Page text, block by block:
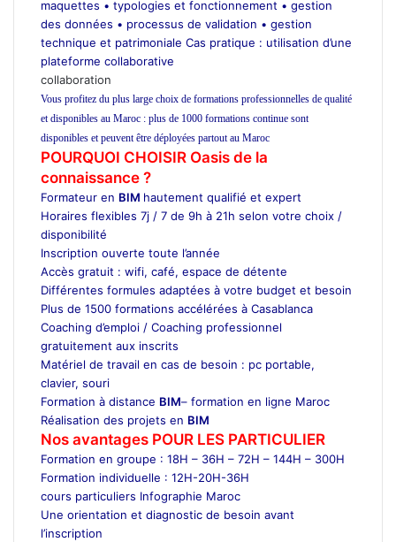
maquettes • typologies et fonctionnement • gestion
des données • processus de validation • gestion
technique et patrimoniale Cas pratique : utilisation d’une
plateforme collaborative
collaboration
Vous profitez du plus large choix de formations professionnelles de qualité
et disponibles au Maroc : plus de 1000 formations continue sont
disponibles et peuvent être déployées partout au Maroc
POURQUOI CHOISIR Oasis de la
connaissance ?
Formateur en BIM hautement qualifié et expert
Horaires flexibles 7j / 7 de 9h à 21h selon votre choix /
disponibilité
Inscription ouverte toute l’année
Accès gratuit : wifi, café, espace de détente
Différentes formules adaptées à votre budget et besoin
Plus de 1500 formations accélérées à Casablanca
Coaching d’emploi / Coaching professionnel
gratuitement aux inscrits
Matériel de travail en cas de besoin : pc portable,
clavier, souri
Formation à distance BIM– formation en ligne Maroc
Réalisation des projets en BIM
Nos avantages POUR LES PARTICULIER
Formation en groupe : 18H – 36H – 72H – 144H – 300H
Formation individuelle : 12H-20H-36H
cours particuliers Infographie Maroc
Une orientation et diagnostic de besoin avant
l’inscription